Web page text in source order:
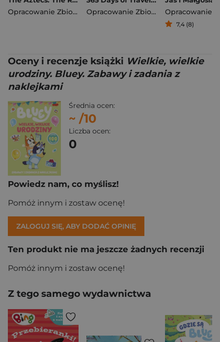
Opracowanie Zbiorowe
Opracowanie Zbiorowe
7,4 (8)
Oceny i recenzje książki Wielkie, wielkie
urodziny. Bluey. Zabawy i zadania z
naklejkami
Średnia ocen:
~ /10
Liczba ocen:
0
Powiedz nam, co myślisz!
Pomóż innym i zostaw ocenę!
ZALOGUJ SIĘ, ABY DODAĆ OPINIĘ
Ten produkt nie ma jeszcze żadnych recenzji
Pomóż innym i zostaw ocenę!
Z tego samego wydawnictwa